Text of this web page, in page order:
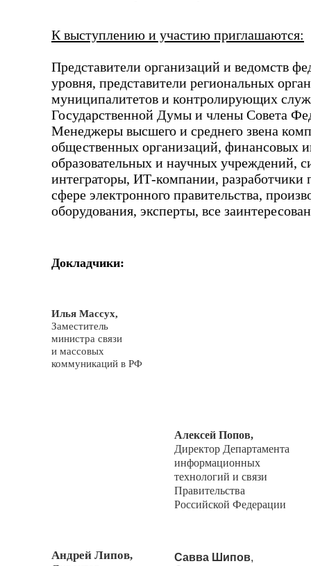
К выступлению и участию приглашаются:
Представители организаций и ведомств
уровня, представители региональных
муниципалитетов и контролирующих
Государственной Думы и члены Совета
Менеджеры высшего и среднего звена
общественных организаций, финансовых
образовательных и научных учреждений,
интеграторы, ИТ-компании, разработчики
сфере электронного правительства,
оборудования, эксперты, все
Докладчики:
Илья Массух,
Заместитель
министра связи
и массовых
коммуникаций в РФ
Алексей Попов,
Директор Департамента
информационных
технологий и связи
Правительства
Российской Федерации
Андрей Липов,
Савва Шипов,